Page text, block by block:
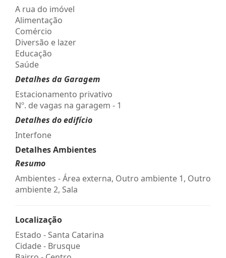
A rua do imóvel
Alimentação
Comércio
Diversão e lazer
Educação
Saúde
Detalhes da Garagem
Estacionamento privativo
Nº. de vagas na garagem - 1
Detalhes do edifício
Interfone
Detalhes Ambientes
Resumo
Ambientes - Área externa, Outro ambiente 1, Outro
ambiente 2, Sala
Localização
Estado -Santa Catarina
Cidade - Brusque